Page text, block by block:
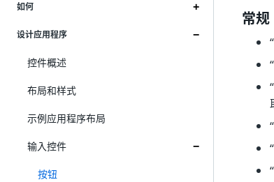
如何
设计应用程序
控件概述
布局和样式
示例应用程序布局
输入控件
按钮
常规